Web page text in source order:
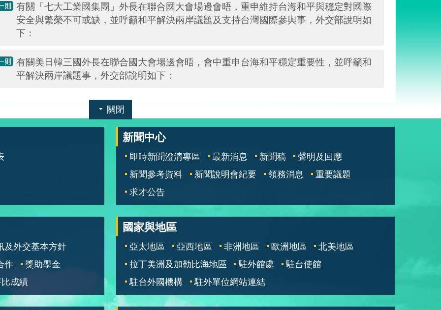
有關「七大工業國集團」外長在聯合國大會場邊會晤，重申維持台海和平與穩定對國際
安全與繁榮不可或缺，並呼籲和平解決兩岸議題及支持台灣國際參與事，外交部說明如
下：
有關美日韓三國外長在聯合國大會場邊會晤，會中重申台海和平穩定重要性，並呼籲和
平解決兩岸議題事，外交部說明如下：
關閉
新聞中心
即時新聞澄清專區 最新消息 新聞稿
聲明及回應
新聞參考資料
新聞說明會紀要 領務消息
重要議題
求才公告
及外交基本方針
作
獎助學金
成績
國家與地區
亞太地區 亞西地區 非洲地區 歐洲地區
北美地區
拉丁美洲及加勒比海地區
駐外館處
駐台使館
駐台外國機構
駐外單位網站連結